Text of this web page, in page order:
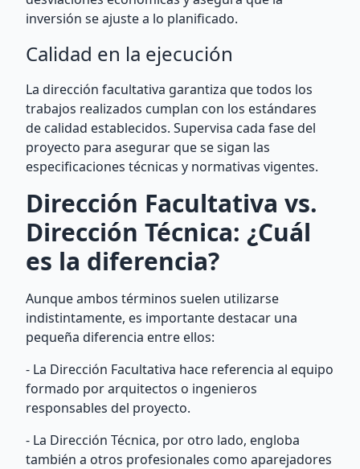
inversión se ajuste a lo planificado.
Calidad en la ejecución
La dirección facultativa garantiza que todos los
trabajos realizados cumplan con los estándares
de calidad establecidos. Supervisa cada fase del
proyecto para asegurar que se sigan las
especificaciones técnicas y normativas vigentes.
Dirección Facultativa vs.
Dirección Técnica: ¿Cuál
es la diferencia?
Aunque ambos términos suelen utilizarse
indistintamente, es importante destacar una
pequeña diferencia entre ellos:
- La Dirección Facultativa hace referencia al equipo
formado por arquitectos o ingenieros
responsables del proyecto.
- La Dirección Técnica, por otro lado, engloba
también a otros profesionales como aparejadores